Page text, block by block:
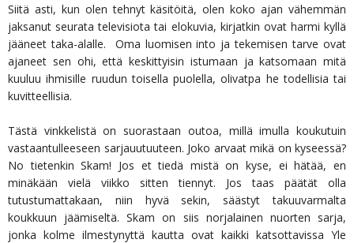
Siitä asti, kun olen tehnyt käsitöitä, olen koko ajan vähemmän
jaksanut seurata televisiota tai elokuvia, kirjatkin ovat harmi kyllä
jääneet taka-alalle. Oma luomisen into ja tekemisen tarve ovat
ajaneet sen ohi, että keskittyisin istumaan ja katsomaan mitä
kuuluu ihmisille ruudun toisella puolella, olivatpa he todellisia tai
kuvitteellisia.
Tästä vinkkelistä on suorastaan outoa, millä imulla koukutuin
vastaantulleeseen sarjauutuuteen. Joko arvaat mikä on kyseessä?
No tietenkin Skam! Jos et tiedä mistä on kyse, ei hätää, en
minäkään vielä viikko sitten tiennyt. Jos taas päätät olla
tutustumattakaan, niin hyvä sekin, säästyt takuuvarmalta
koukkuun jäämiseltä. Skam on siis norjalainen nuorten sarja,
jonka kolme ilmestynyttä kautta ovat kaikki katsottavissa Yle